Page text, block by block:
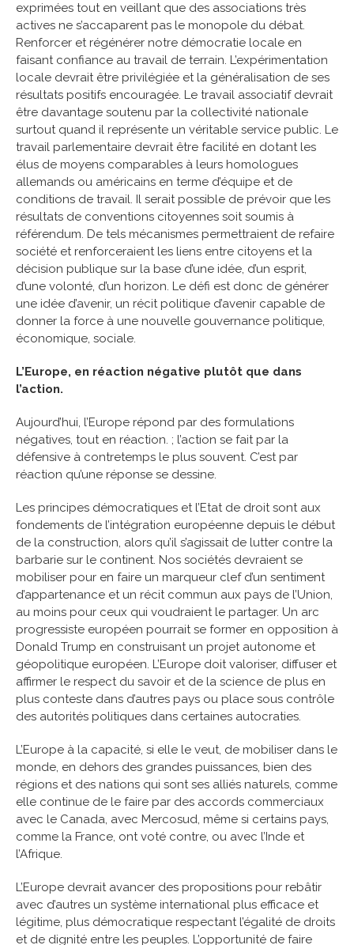
exprimées tout en veillant que des associations très
actives ne s’accaparent pas le monopole du débat.
Renforcer et régénérer notre démocratie locale en
faisant confiance au travail de terrain. L’expérimentation
locale devrait être privilégiée et la généralisation de ses
résultats positifs encouragée. Le travail associatif devrait
être davantage soutenu par la collectivité nationale
surtout quand il représente un véritable service public. Le
travail parlementaire devrait être facilité en dotant les
élus de moyens comparables à leurs homologues
allemands ou américains en terme d’équipe et de
conditions de travail. Il serait possible de prévoir que les
résultats de conventions citoyennes soit soumis à
référendum. De tels mécanismes permettraient de refaire
société et renforceraient les liens entre citoyens et la
décision publique sur la base d’une idée, d’un esprit,
d’une volonté, d’un horizon. Le défi est donc de générer
une idée d’avenir, un récit politique d’avenir capable de
donner la force à une nouvelle gouvernance politique,
économique, sociale.
L’Europe, en réaction négative plutôt que dans
l’action.
Aujourd’hui, l’Europe répond par des formulations
négatives, tout en réaction. ; l’action se fait par la
défensive à contretemps le plus souvent. C’est par
réaction qu’une réponse se dessine.
Les principes démocratiques et l’Etat de droit sont aux
fondements de l’intégration européenne depuis le début
de la construction, alors qu’il s’agissait de lutter contre la
barbarie sur le continent. Nos sociétés devraient se
mobiliser pour en faire un marqueur clef d’un sentiment
d’appartenance et un récit commun aux pays de l’Union,
au moins pour ceux qui voudraient le partager. Un arc
progressiste européen pourrait se former en opposition à
Donald Trump en construisant un projet autonome et
géopolitique européen. L’Europe doit valoriser, diffuser et
affirmer le respect du savoir et de la science de plus en
plus conteste dans d’autres pays ou place sous contrôle
des autorités politiques dans certaines autocraties.
L’Europe à la capacité, si elle le veut, de mobiliser dans le
monde, en dehors des grandes puissances, bien des
régions et des nations qui sont ses alliés naturels, comme
elle continue de le faire par des accords commerciaux
avec le Canada, avec Mercosud, même si certains pays,
comme la France, ont voté contre, ou avec l’Inde et
l’Afrique.
L’Europe devrait avancer des propositions pour rebâtir
avec d’autres un système international plus efficace et
légitime, plus démocratique respectant l’égalité de droits
et de dignité entre les peuples. L’opportunité de faire